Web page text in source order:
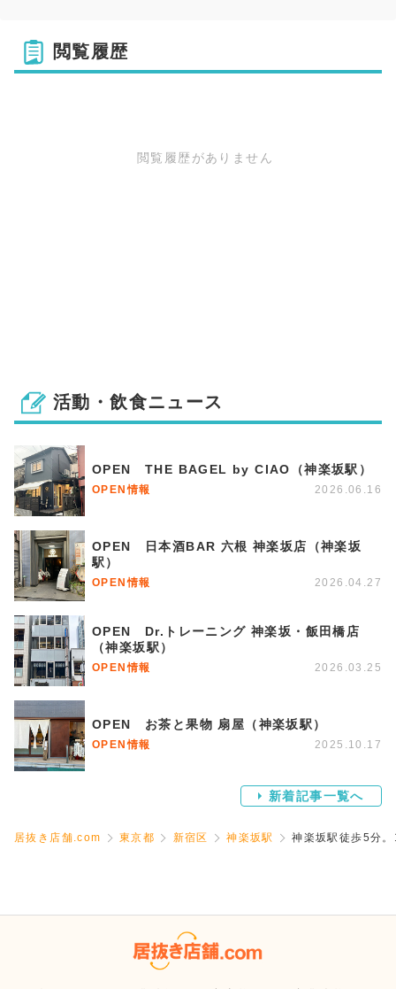
閲覧履歴
閲覧履歴がありません
活動・飲食ニュース
OPEN THE BAGEL by CIAO（神楽坂駅）
OPEN情報 2026.06.16
OPEN 日本酒BAR 六根 神楽坂店（神楽坂
駅）
OPEN情報 2026.04.27
OPEN Dr.トレーニング 神楽坂・飯田橋店
（神楽坂駅）
OPEN情報 2026.03.25
OPEN お茶と果物 扇屋（神楽坂駅）
OPEN情報 2025.10.17
新着記事一覧へ
居抜き店舗.com 東京都 新宿区 神楽坂駅 神楽坂駅徒歩5分